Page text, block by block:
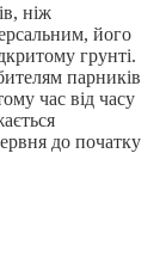
ніж
його
грунті.
парників
час від часу
до початку